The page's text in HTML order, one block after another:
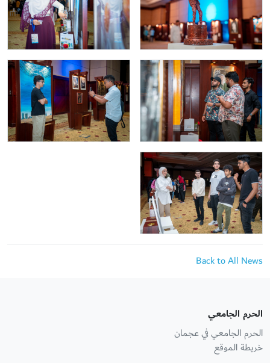
Back to All News
الحرم الجامعي
الحرم الجامعي في عجمان
خريطة الموقع